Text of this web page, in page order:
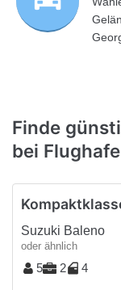
Finde
bei
Suzuki Baleno
oder ähnlich
5 2 4